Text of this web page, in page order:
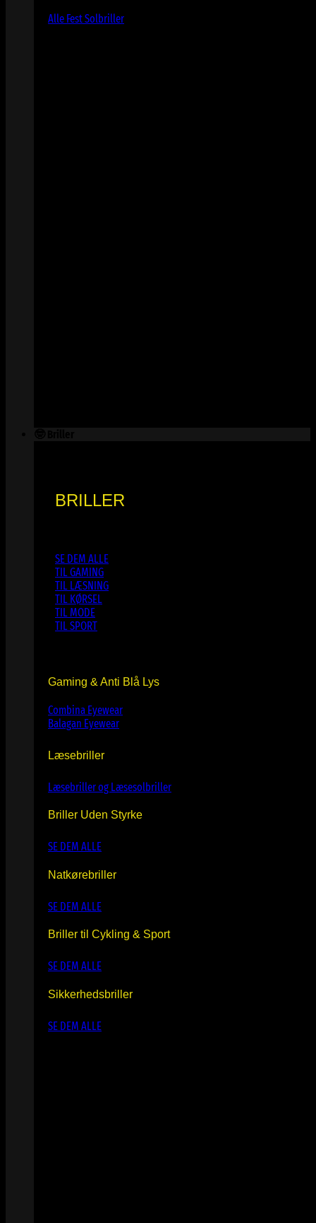
Alle Fest Solbriller
BRILLER
SE DEM ALLE
TIL GAMING
TIL LÆSNING
TIL KØRSEL
TIL MODE
TIL SPORT
Gaming & Anti Blå Lys
Combina Eyewear
Balagan Eyewear
Læsebriller
Læsebriller og Læsesolbriller
Briller Uden Styrke
SE DEM ALLE
Natkørebriller
SE DEM ALLE
Briller til Cykling & Sport
SE DEM ALLE
Sikkerhedsbriller
SE DEM ALLE